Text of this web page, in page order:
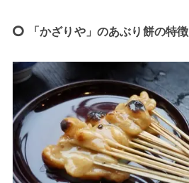
「かざりや」のあぶり餅の特徴